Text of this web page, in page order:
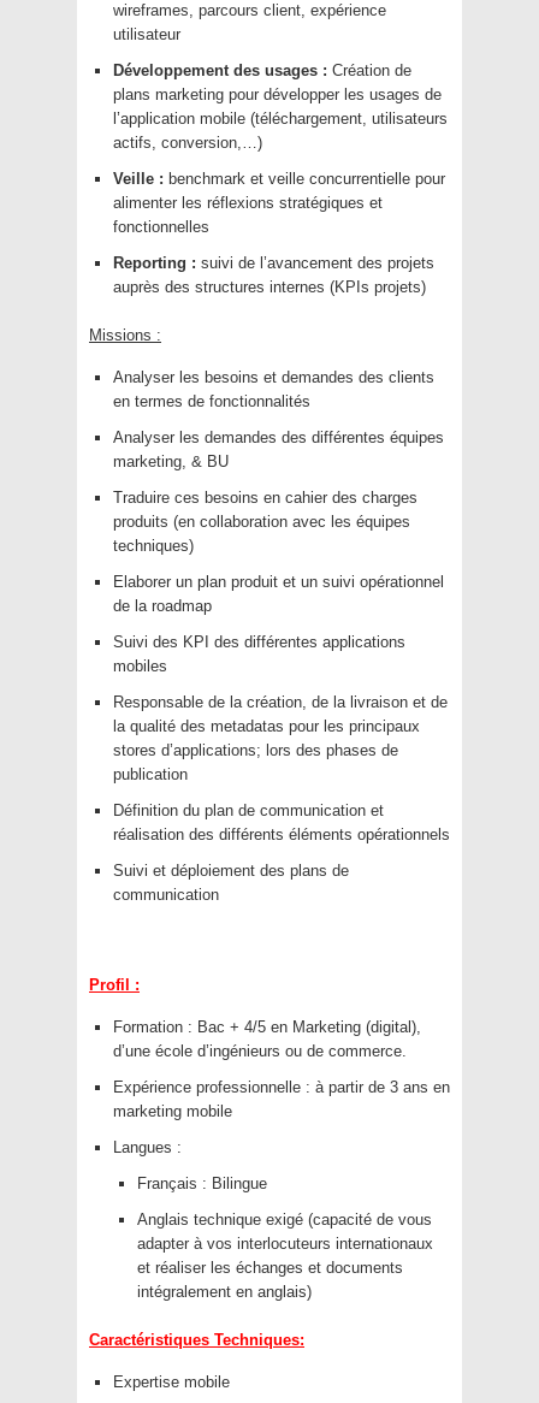
wireframes, parcours client, expérience
utilisateur
Développement des usages : Création de
plans marketing pour développer les usages de
l’application mobile (téléchargement, utilisateurs
actifs, conversion,…)
Veille : benchmark et veille concurrentielle pour
alimenter les réflexions stratégiques et
fonctionnelles
Reporting : suivi de l’avancement des projets
auprès des structures internes (KPIs projets)
Missions :
Analyser les besoins et demandes des clients
en termes de fonctionnalités
Analyser les demandes des différentes équipes
marketing, & BU
Traduire ces besoins en cahier des charges
produits (en collaboration avec les équipes
techniques)
Elaborer un plan produit et un suivi opérationnel
de la roadmap
Suivi des KPI des différentes applications
mobiles
Responsable de la création, de la livraison et de
la qualité des metadatas pour les principaux
stores d’applications; lors des phases de
publication
Définition du plan de communication et
réalisation des différents éléments opérationnels
Suivi et déploiement des plans de
communication
Profil :
Formation : Bac + 4/5 en Marketing (digital),
d’une école d’ingénieurs ou de commerce.
Expérience professionnelle : à partir de 3 ans en
marketing mobile
Langues :
Français : Bilingue
Anglais technique exigé (capacité de vous
adapter à vos interlocuteurs internationaux
et réaliser les échanges et documents
intégralement en anglais)
Caractéristiques Techniques:
Expertise mobile